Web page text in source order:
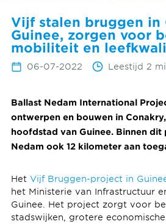
Vijf stalen bruggen in
Guinee, zorgen voor
mobiliteit en
06-07-2022 Leestijd 2
Ballast Nedam International
ontwerpen en bouwen in
hoofdstad van Guinee. Binnen
Nedam ook 12 kilometer aan
Het Vijf Bruggen-project in
het Ministerie van Infrastructuur
Guinee. Het project zorgt voor
stadswijken, grotere